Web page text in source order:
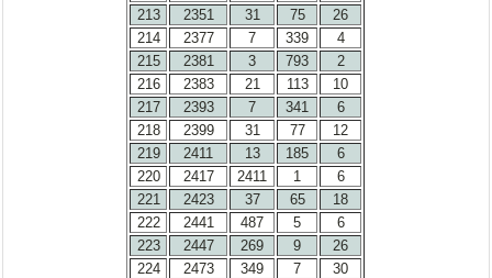
213
2351 31 75
26
214
2377 7 339
4
215
2381 3 793
2
216
2383 21 113
10
217
2393 7 341
6
218
2399 31 77
12
219
2411 13 185
6
220
2417 2411 1
6
221
2423 37 65
18
222
2441 487 5
6
223
2447 269 9
26
224
2473 349 7
30